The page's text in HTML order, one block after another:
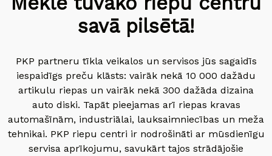
savā pilsētā!
PKP partneru tīkla veikalos un servisos jūs sagaidīs
iespaidīgs preču klāsts: vairāk nekā 10 000 dažādu
artikulu riepas un vairāk nekā 300 dažāda dizaina
auto diski. Tapāt pieejamas arī riepas kravas
automašīnām, industriālai, lauksaimniecības un meža
tehnikai. PKP riepu centri ir nodrošināti ar mūsdienīgu
servisa aprīkojumu, savukārt tajos strādājošie